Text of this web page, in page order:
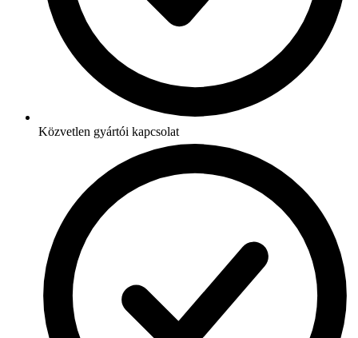
Közvetlen gyártói kapcsolat